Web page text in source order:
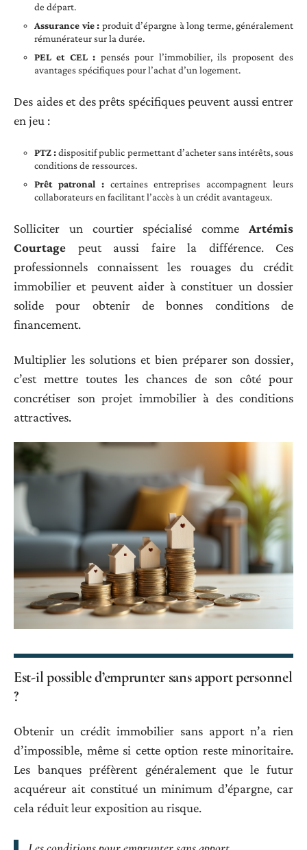
de départ.
Assurance vie : produit d’épargne à long terme, généralement
rémunérateur sur la durée.
PEL et CEL : pensés pour l’immobilier, ils proposent des
avantages spécifiques pour l’achat d’un logement.
Des aides et des prêts spécifiques peuvent aussi entrer
en jeu :
PTZ :dispositif public permettant d’acheter sans intérêts, sous
conditions de ressources.
Prêt patronal :certaines entreprises accompagnent leurs
collaborateurs en facilitant l’accès à un crédit avantageux.
Solliciter un courtier spécialisé comme Artémis
Courtage peut aussi faire la différence. Ces
professionnels connaissent les rouages du crédit
immobilier et peuvent aider à constituer un dossier
solide pour obtenir de bonnes conditions de
financement.
Multiplier les solutions et bien préparer son dossier,
c’est mettre toutes les chances de son côté pour
concrétiser son projet immobilier à des conditions
attractives.
Est-il possible d’emprunter sans apport personnel
?
Obtenir un crédit immobilier sans apport n’a rien
d’impossible, même si cette option reste minoritaire.
Les banques préfèrent généralement que le futur
acquéreur ait constitué un minimum d’épargne, car
cela réduit leur exposition au risque.